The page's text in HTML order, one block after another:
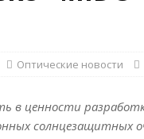
Оптические новости
в ценности
солнцезащитных